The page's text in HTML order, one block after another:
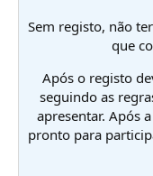
Sem registo, não
que
Após o registo
seguindo as
apresentar. Após
pronto para